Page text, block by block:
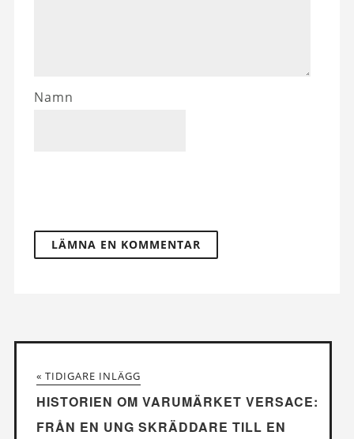
Namn
« TIDIGARE INLÄGG
HISTORIEN OM VARUMÄRKET VERSACE:
FRÅN EN UNG SKRÄDDARE TILL EN